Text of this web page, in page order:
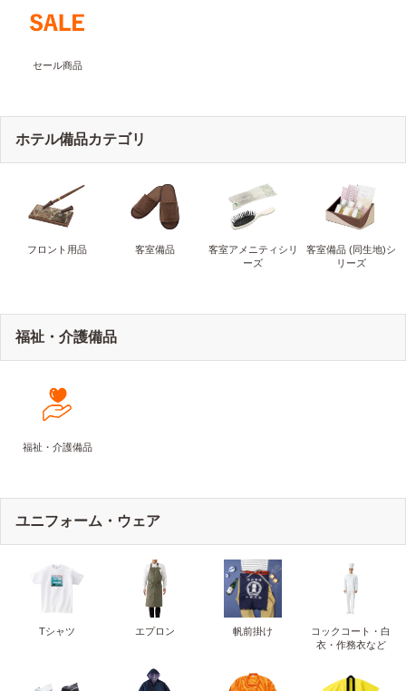
セール商品
ホテル備品カテゴリ
フロント用品 客室備品
客室アメニティシリ
ーズ
客室備品 (同生地)シ
リーズ
福祉・介護備品
福祉・介護備品
ユニフォーム・ウェア
Tシャツ エプロン 帆前掛け
コックコート・白
衣・作務衣など